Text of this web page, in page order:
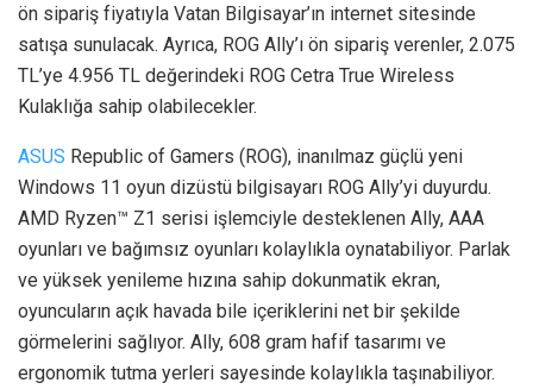
ön sipariş fiyatıyla Vatan Bilgisayar’ın internet sitesinde
satışa sunulacak. Ayrıca, ROG Ally’ı ön sipariş verenler, 2.075
TL’ye 4.956 TL değerindeki ROG Cetra True Wireless
Kulaklığa sahip olabilecekler.
ASUS Republic of Gamers (ROG), inanılmaz güçlü yeni
Windows 11 oyun dizüstü bilgisayarı ROG Ally’yi duyurdu.
AMD Ryzen™ Z1 serisi işlemciyle desteklenen Ally, AAA
oyunları ve bağımsız oyunları kolaylıkla oynatabiliyor. Parlak
ve yüksek yenileme hızına sahip dokunmatik ekran,
oyuncuların açık havada bile içeriklerini net bir şekilde
görmelerini sağlıyor. Ally, 608 gram hafif tasarımı ve
ergonomik tutma yerleri sayesinde kolaylıkla taşınabiliyor.